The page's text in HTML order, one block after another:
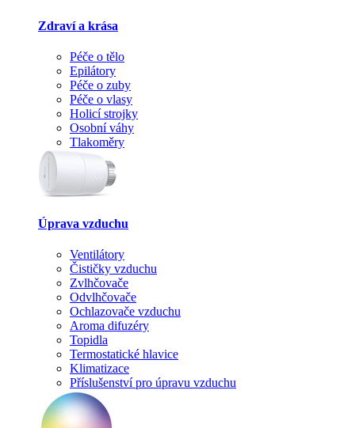
Zdraví a krása
Péče o tělo
Epilátory
Péče o zuby
Péče o vlasy
Holicí strojky
Osobní váhy
Tlakoměry
Úprava vzduchu
Ventilátory
Čističky vzduchu
Zvlhčovače
Odvlhčovače
Ochlazovače vzduchu
Aroma difuzéry
Topidla
Termostatické hlavice
Klimatizace
Příslušenství pro úpravu vzduchu